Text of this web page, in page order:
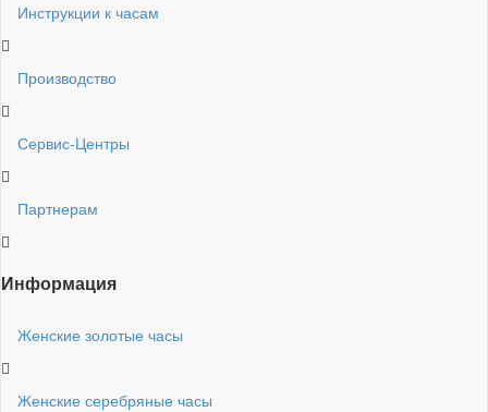
Инструкции к часам
Производство
Сервис-Центры
Партнерам
Информация
Женские золотые часы
Женские серебряные часы